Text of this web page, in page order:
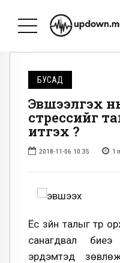
БУСАД
Эвшээлгэх
стрессийг
итгэх үү?
2018-11-06 10:35 1
Ёс зүйн талыг түр
санагдвал биеэ
эрдэмтэд